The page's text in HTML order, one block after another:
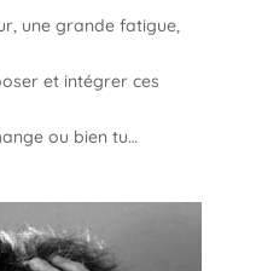
une grande fatigue,
et intégrer ces
ou bien tu…